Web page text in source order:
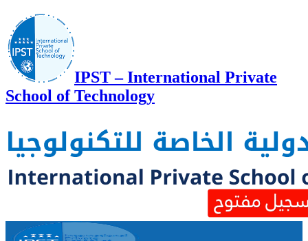
IPST – International Private
School of Technology